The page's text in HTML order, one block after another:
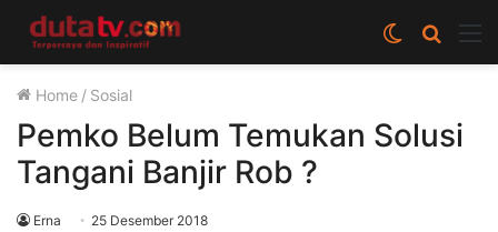
Cari
berita
Switch
skin
Home / Sosial
Pemko Belum Temukan Solusi
Tangani Banjir Rob ?
Erna 25 Desember 2018